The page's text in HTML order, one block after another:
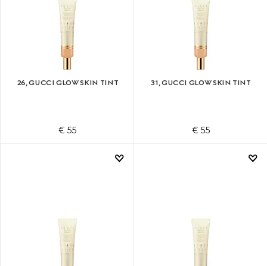
26, GUCCI GLOW SKIN TINT
€ 55
31, GUCCI GLOW SKIN TINT
€ 55